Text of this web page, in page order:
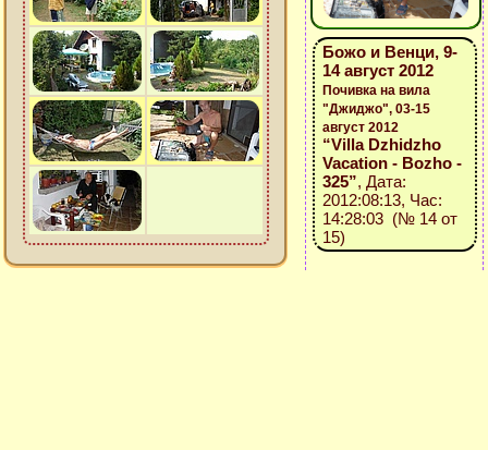
Божо и Венци, 9-
14 август 2012
Почивка на вила
"Джиджо", 03-15
август 2012
“Villa Dzhidzho
Vacation - Bozho -
325”, Дата:
2012:08:13, Час:
14:28:03 (№ 14 от
15)